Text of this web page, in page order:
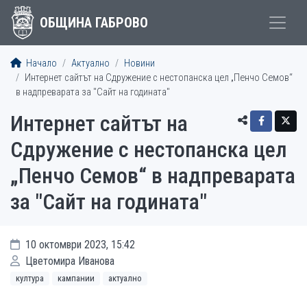
ОБЩИНА ГАБРОВО
Начало Актуално
Новини
Интернет сайтът на Сдружение с нестопанска цел „Пенчо Семов“
в надпреварата за "Сайт на годината"
Интернет сайтът на
Сдружение с нестопанска цел
„Пенчо Семов“ в надпреварата
за "Сайт на годината"
10 октомври 2023, 15:42
Цветомира Иванова
култура кампании актуално